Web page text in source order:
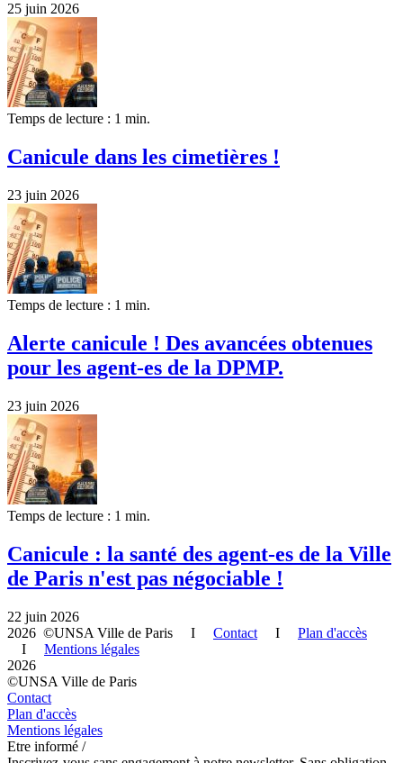
25 juin 2026
Temps de lecture : 1 min.
Canicule dans les cimetières !
23 juin 2026
Temps de lecture : 1 min.
Alerte canicule ! Des avancées obtenues
pour les agent-es de la DPMP.
23 juin 2026
Temps de lecture : 1 min.
Canicule : la santé des agent-es de la Ville
de Paris n'est pas négociable !
22 juin 2026
2026 ©UNSA Ville de Paris I Contact I Plan d'accès
I Mentions légales
2026
©UNSA Ville de Paris
Contact
Plan d'accès
Mentions légales
Etre informé /